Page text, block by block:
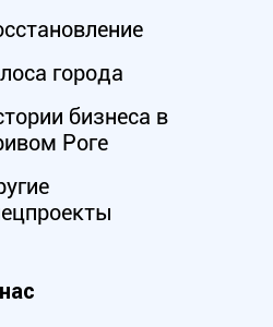
города
бизнеса в
Роге